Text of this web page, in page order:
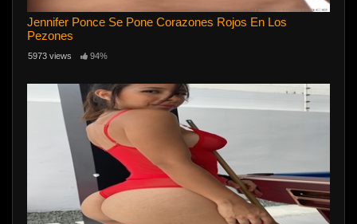
Jennifer Ponce Se Pone Corazones Rojos En Los
Pezones
5973 views 94%